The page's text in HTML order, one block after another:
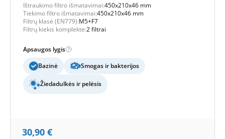
Ištraukimo filtro išmatavimai:450x210x46 mm
Tiekimo filtro išmatavimai:450x210x46 mm
Filtrų klasė (EN779):M5+F7
Filtrų kiekis komplekte:2 filtrai
Apsaugos lygis
Bazinė
Smogas ir bakterijos
Žiedadulkės ir pelėsis
30,90 €